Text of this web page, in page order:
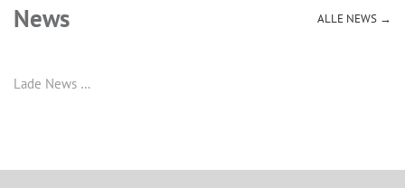
News ALLE NEWS →
Lade News …